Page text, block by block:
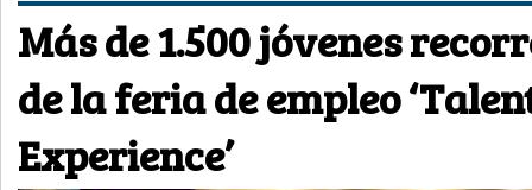
Más de 1.500 jóvenes
de la feria de empleo
Experience’